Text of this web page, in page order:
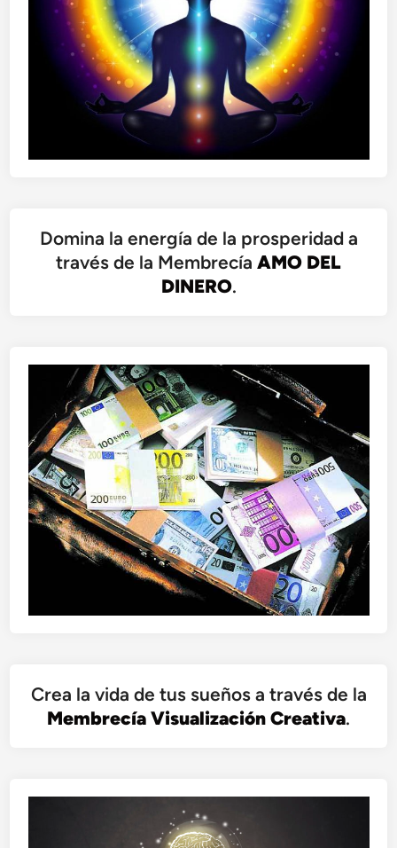
Domina la energía de la prosperidad a
través de la Membrecía AMO DEL
DINERO.
Crea la vida de tus sueños a través de la
Membrecía Visualización Creativa.